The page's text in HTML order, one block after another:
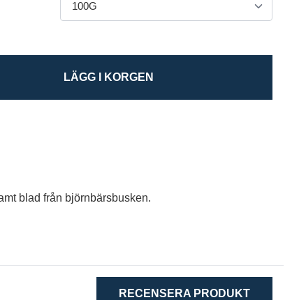
LÄGG I KORGEN
blad från björnbärsbusken.
RECENSERA PRODUKT